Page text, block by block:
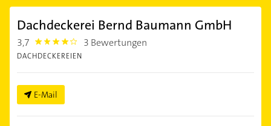
Dachdeckerei Bernd Baumann GmbH
3,7 3.7 3 Bewertungen
DACHDECKEREIEN
E-Mail